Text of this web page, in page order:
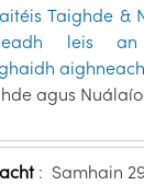
Taighde &
leis
agus
: Samhain